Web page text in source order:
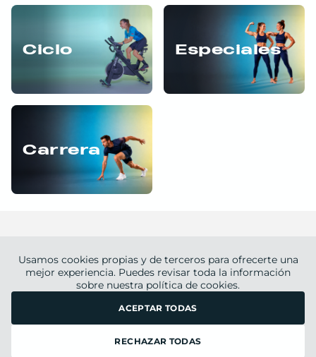
Ciclo Especiales
Carrera
Blog Tienda Nutrición
Usamos cookies propias y de terceros para ofrecerte una
mejor experiencia. Puedes revisar toda la información
sobre nuestra política de cookies.
ACEPTAR TODAS
RECHAZAR TODAS